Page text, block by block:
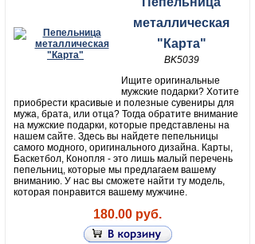
металлическая
"Карта"
BK5039
Ищите оригинальные
мужские подарки? Хотите
приобрести красивые и полезные сувениры для
мужа, брата, или отца? Тогда обратите внимание
на мужские подарки, которые представлены на
нашем сайте. Здесь вы найдете пепельницы
самого модного, оригинального дизайна. Карты,
Баскетбол, Конопля - это лишь малый перечень
пепельниц, которые мы предлагаем вашему
вниманию. У нас вы сможете найти ту модель,
которая понравится вашему мужчине.
180.00 руб.